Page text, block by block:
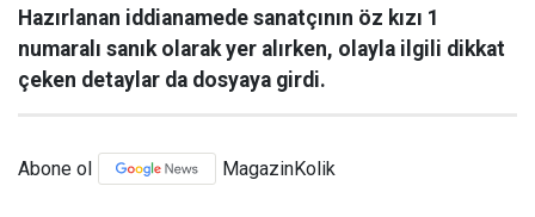
Hazırlanan iddianamede sanatçının öz kızı 1
numaralı sanık olarak yer alırken, olayla ilgili dikkat
çeken detaylar da dosyaya girdi.
Abone ol MagazinKolik